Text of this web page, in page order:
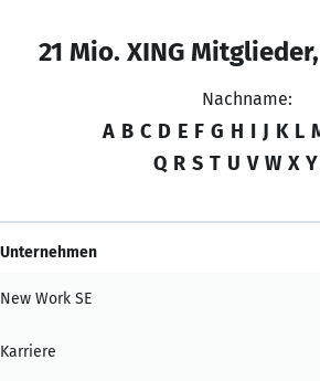
21 Mio. XING
Nachname:
A B C D E F G H I J K L
Q R S T U V W X Y
Unternehmen
New Work SE
Karriere